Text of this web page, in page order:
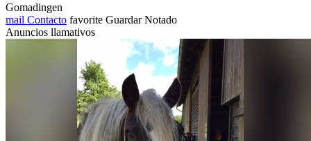
Gomadingen
mail Contacto favorite Guardar Notado
Anuncios llamativos